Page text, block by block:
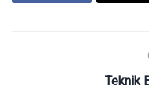
Teknik